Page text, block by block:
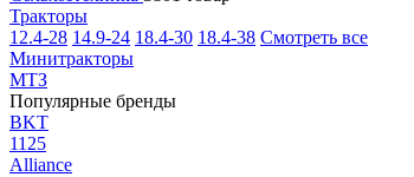
Тракторы
12.4-28 14.9-24 18.4-30 18.4-38 Смотреть все
Минитракторы
МТЗ
Популярные бренды
BKT
1125
Alliance